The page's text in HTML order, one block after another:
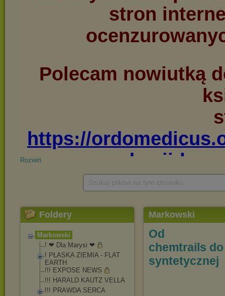
Rozwiń
Foldery
Markowski
! ❤ Dla Marysi ❤
! PŁASKA ZIEMIA - FLAT
EARTH
!!! EXPOSE NEWS
!!! HARALD KAUTZ VELLA
!!! PRAWDA SERCA
Markowski
Od
chemtrails
syntetycznej